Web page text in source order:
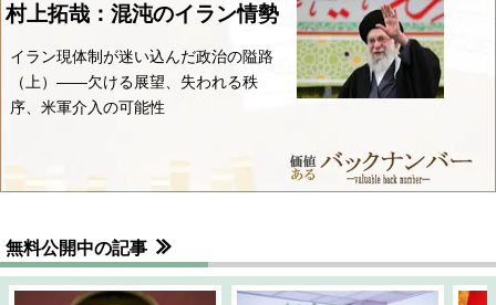
村上拓哉：混沌のイラン情勢
イラン現体制が迷い込んだ政治の隘路
（上）――欠ける展望、失われる秩
序、米軍介入の可能性
無料公開中の記事